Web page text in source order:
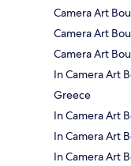
Camera Art
Camera Art
Camera Art
In Camera Art
Greece
In Camera Art
In Camera Art
In Camera Art